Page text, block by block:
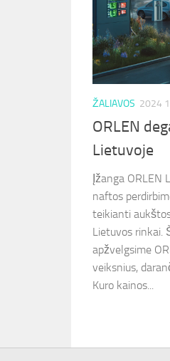
ŽALIAVOS 2024
ORLEN
Lietuvoje
Įžanga ORLEN
naftos
teikianti
Lietuvos rinkai.
apžvelgsime
veiksnius,
Kuro kainos...